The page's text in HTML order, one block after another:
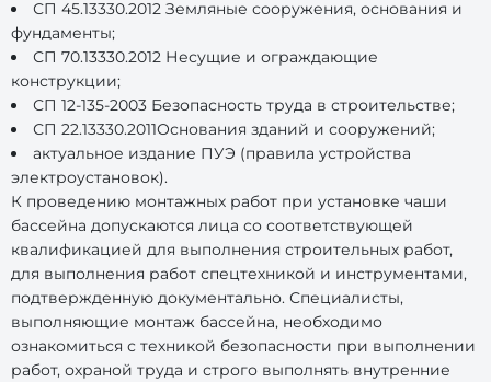
СП 45.13330.2012 Земляные сооружения, основания и
фундаменты;
СП 70.13330.2012 Несущие и ограждающие
конструкции;
СП 12-135-2003 Безопасность труда в строительстве;
СП 22.13330.2011Основания зданий и сооружений;
актуальное издание ПУЭ (правила устройства
электроустановок).
К проведению монтажных работ при установке чаши
бассейна допускаются лица со соответствующей
квалификацией для выполнения строительных работ,
для выполнения работ спецтехникой и инструментами,
подтвержденную документально. Специалисты,
выполняющие монтаж бассейна, необходимо
ознакомиться с техникой безопасности при выполнении
работ, охраной труда и строго выполнять внутренние